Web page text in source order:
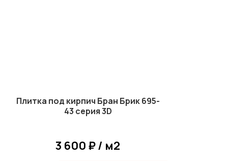
Плитка под кирпич Бран Брик 695-
43 серия 3D
3 600 ₽ / м2